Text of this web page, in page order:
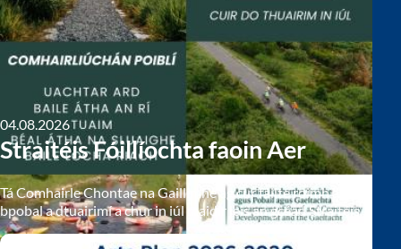
Straitéis Fóillíochta faoin Aer
Tá Comhairle Chontae na Gaillimhe ag cur fáilte roimh an
bpobal a dtuairimí a chur in iúl maidir leis an gcéad Straitéis
Fóillíochta faoin Aer de chuid an chontae.
04.08.2026